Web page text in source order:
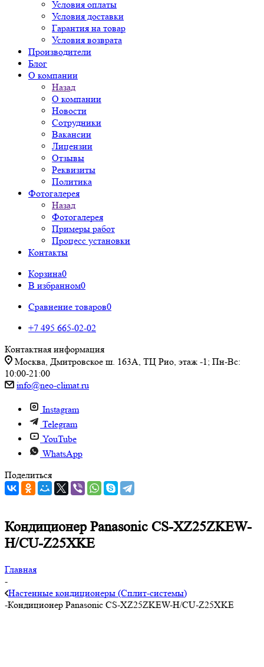
Условия оплаты
Условия доставки
Гарантия на товар
Условия возврата
Производители
Блог
О компании
Назад
О компании
Новости
Сотрудники
Вакансии
Лицензии
Отзывы
Реквизиты
Политика
Фотогалерея
Назад
Фотогалерея
Примеры работ
Процесс установки
Контакты
Корзина0
В избранном0
Сравнение товаров0
+7 495 665-02-02
Контактная информация
Москва, Дмитровское ш. 163А, ТЦ Рио, этаж -1; Пн-Вс:
10:00-21:00
info@neo-climat.ru
Instagram
Telegram
YouTube
WhatsApp
Поделиться
Кондиционер Panasonic CS-XZ25ZKEW-
H/CU-Z25XKE
Главная
-
Настенные кондиционеры (Сплит-системы)
-Кондиционер Panasonic CS-XZ25ZKEW-H/CU-Z25XKE